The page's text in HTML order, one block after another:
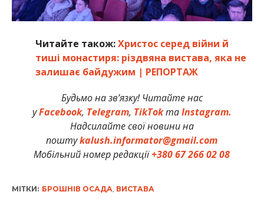
Читайте також: Христос серед війни й
тиші монастиря: різдвяна вистава, яка не
залишає байдужим | РЕПОРТАЖ
Будьмо на зв’язку! Читайте нас
уFacebook, Telegram, TikTokтаInstagram.
Надсилайте свої новини на
поштуkalush.informator@gmail.com
Мобільний номер редакції+380 67 266 02 08
МІТКИ: БРОШНІВ ОСАДА, ВИСТАВА